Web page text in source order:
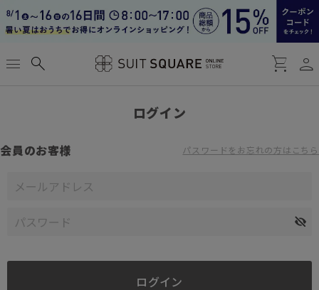
menu search shopping_cart person
ログイン
会員のお客様 パスワードをお忘れの方はこちら